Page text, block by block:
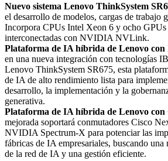
Nuevo sistema Lenovo ThinkSystem
el desarrollo de modelos, cargas de trabajo
Incorpora CPUs Intel Xeon 6 y ocho
interconectadas con NVIDIA NVLink.
Plataforma de IA híbrida de Lenovo
en una nueva integración con tecnologías
Lenovo ThinkSystem SR675, esta
de IA de alto rendimiento lista para
desarrollo, la implementación y la
generativa.
Plataforma de IA híbrida de Lenovo con
mejorada soportará conmutadores Cisco
NVIDIA Spectrum-X para potenciar las
fábricas de IA empresariales, buscando
de la red de IA y una gestión eficiente.